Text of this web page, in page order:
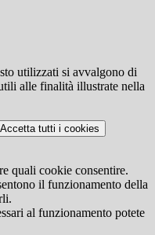
utilizzati si avvalgono di
alle finalità illustrate nella
Accetta tutti i cookies
quali cookie consentire.
il funzionamento della
al funzionamento potete